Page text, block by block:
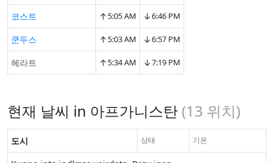
코스트 ↑5:05 AM ↓6:46 PM
쿤두스 ↑5:03 AM ↓6:57 PM
헤라트 ↑5:34 AM ↓7:19 PM
현재 날씨 in 아프가니스탄 (13 위치)
도시 상태 기온